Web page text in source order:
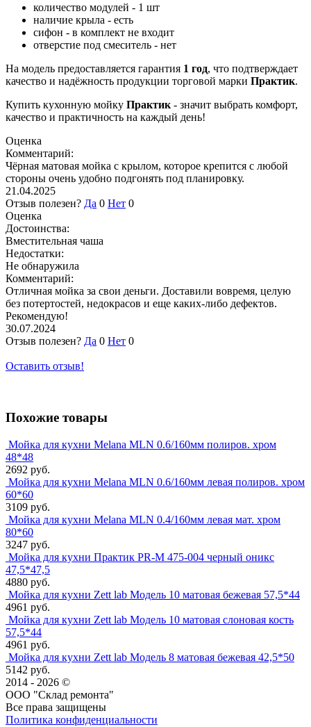
количество модулей - 1 шт
наличие крыла - есть
сифон - в комплект не входит
отверстие под смеситель - нет
На модель предоставляется гарантия 1 год, что подтверждает
качество и надёжность продукции торговой марки Практик.
Купить кухонную мойку Практик - значит выбрать комфорт,
качество и практичность на каждый день!
Оценка
Комментарий:
Чёрная матовая мойка с крылом, которое крепится с любой
стороны очень удобно подгонять под планировку.
21.04.2025
Отзыв полезен? Да 0 Нет 0
Оценка
Достоинства:
Вместительная чаша
Недостатки:
Не обнаружила
Комментарий:
Отличная мойка за свои деньги. Доставили вовремя, целую
без потертостей, недокрасов и еще каких-либо дефектов.
Рекомендую!
30.07.2024
Отзыв полезен? Да 0 Нет 0
Оставить отзыв!
Похожие товары
Мойка для кухни Melana MLN 0.6/160мм полиров. хром
48*48
2692 руб.
Мойка для кухни Melana MLN 0.6/160мм левая полиров. хром
60*60
3109 руб.
Мойка для кухни Melana MLN 0.4/160мм левая мат. хром
80*60
3247 руб.
Мойка для кухни Практик PR-M 475-004 черный оникс
47,5*47,5
4880 руб.
Мойка для кухни Zett lab Модель 10 матовая бежевая 57,5*44
4961 руб.
Мойка для кухни Zett lab Модель 10 матовая слоновая кость
57,5*44
4961 руб.
Мойка для кухни Zett lab Модель 8 матовая бежевая 42,5*50
5142 руб.
2014 - 2026 ©
ООО "Склад ремонта"
Все права защищены
Политика конфиденциальности